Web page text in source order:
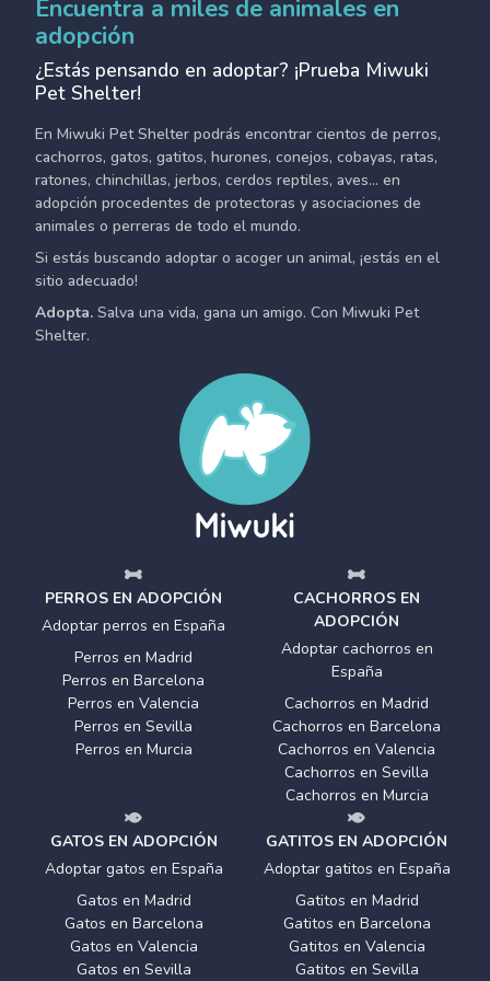
Encuentra a miles de animales en
adopción
¿Estás pensando en adoptar? ¡Prueba Miwuki
Pet Shelter!
En Miwuki Pet Shelter podrás encontrar cientos de perros,
cachorros, gatos, gatitos, hurones, conejos, cobayas, ratas,
ratones, chinchillas, jerbos, cerdos reptiles, aves... en
adopción procedentes de protectoras y asociaciones de
animales o perreras de todo el mundo.
Si estás buscando adoptar o acoger un animal, ¡estás en el
sitio adecuado!
Adopta. Salva una vida, gana un amigo. Con Miwuki Pet
Shelter.
PERROS EN ADOPCIÓN
Adoptar perros en España
Perros en Madrid
Perros en Barcelona
Perros en Valencia
Perros en Sevilla
Perros en Murcia
CACHORROS EN
ADOPCIÓN
Adoptar cachorros en
España
Cachorros en Madrid
Cachorros en Barcelona
Cachorros en Valencia
Cachorros en Sevilla
Cachorros en Murcia
GATOS EN ADOPCIÓN
Adoptar gatos en España
Gatos en Madrid
Gatos en Barcelona
Gatos en Valencia
Gatos en Sevilla
GATITOS EN ADOPCIÓN
Adoptar gatitos en España
Gatitos en Madrid
Gatitos en Barcelona
Gatitos en Valencia
Gatitos en Sevilla